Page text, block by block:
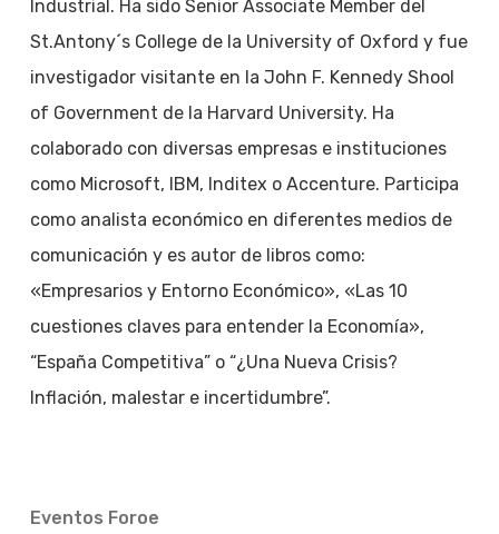
Industrial. Ha sido Senior Associate Member del
St.Antony´s College de la University of Oxford y fue
investigador visitante en la John F. Kennedy Shool
of Government de la Harvard University. Ha
colaborado con diversas empresas e instituciones
como Microsoft, IBM, Inditex o Accenture. Participa
como analista económico en diferentes medios de
comunicación y es autor de libros como:
«Empresarios y Entorno Económico», «Las 10
cuestiones claves para entender la Economía»,
“España Competitiva” o “¿Una Nueva Crisis?
Inflación, malestar e incertidumbre”.
Eventos Foroe